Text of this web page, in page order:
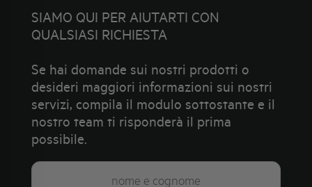
SIAMO QUI PER AIUTARTI CON
QUALSIASI RICHIESTA
Se hai domande sui nostri prodotti o
desideri maggiori informazioni sui nostri
servizi, compila il modulo sottostante e il
nostro team ti risponderà il prima
possibile.